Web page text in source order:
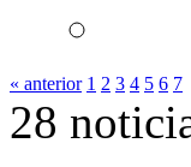
« anterior 1 2 3 4 5 6 7
28